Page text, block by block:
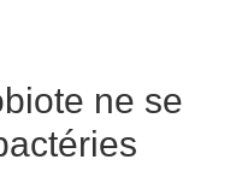
ne se